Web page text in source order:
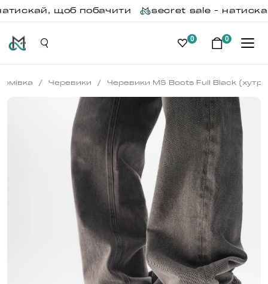
щоб побачити secret sale -
0 0
/ Черевики / Черевики MS Boots Full Black